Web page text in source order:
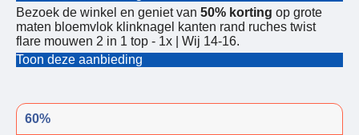
Bezoek de winkel en geniet van 50% korting op grote
maten bloemvlok klinknagel kanten rand ruches twist
flare mouwen 2 in 1 top - 1x | Wij 14-16.
Toon deze aanbieding
60%